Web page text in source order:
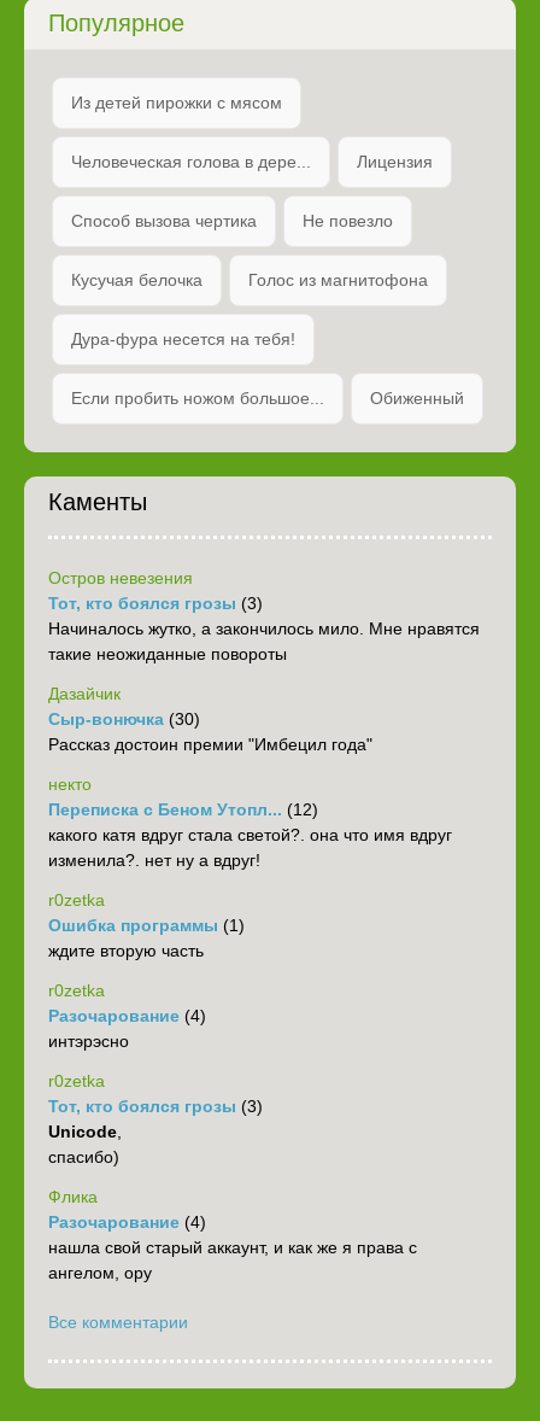
Популярное
Из детей пирожки с мясом
Человеческая голова в дере... Лицензия
Способ вызова чертика Не повезло
Кусучая белочка Голос из магнитофона
Дура-фура несется на тебя!
Если пробить ножом большое... Обиженный
Каменты
Остров невезения
Тот, кто боялся грозы (3)
Начиналось жутко, а закончилось мило. Мне нравятся
такие неожиданные повороты
Дазайчик
Сыр-вонючка (30)
Рассказ достоин премии "Имбецил года"
некто
Переписка с Беном Утопл... (12)
какого катя вдруг стала светой?. она что имя вдруг
изменила?. нет ну а вдруг!
r0zetka
Ошибка программы (1)
ждите вторую часть
r0zetka
Разочарование (4)
интэрэсно
r0zetka
Тот, кто боялся грозы (3)
Unicode,
спасибо)
Флика
Разочарование (4)
нашла свой старый аккаунт, и как же я права с
ангелом, ору
Все комментарии